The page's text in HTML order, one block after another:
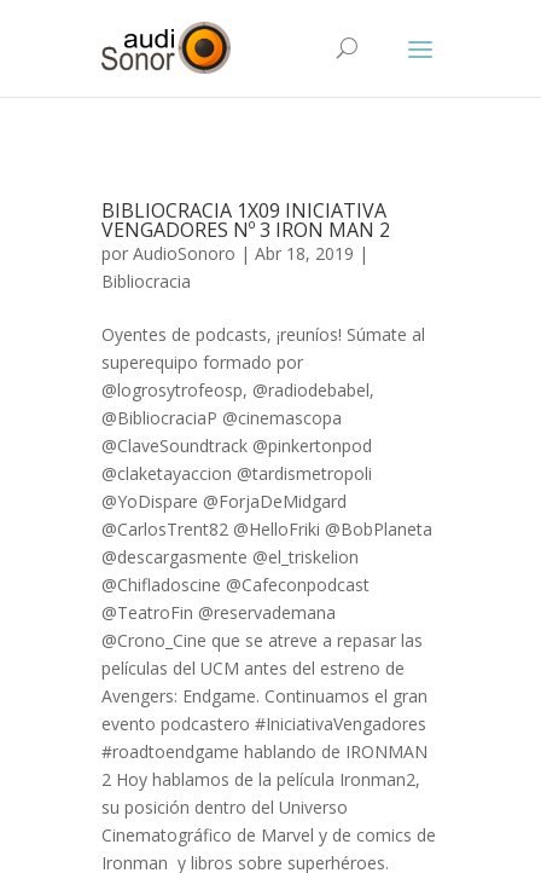
BIBLIOCRACIA 1X09 INICIATIVA
VENGADORES Nº 3 IRON MAN 2
por AudioSonoro | Abr 18, 2019 |
Bibliocracia
Oyentes de podcasts, ¡reuníos! Súmate al
superequipo formado por
@logrosytrofeosp, @radiodebabel,
@BibliocraciaP @cinemascopa
@ClaveSoundtrack @pinkertonpod
@claketayaccion @tardismetropoli
@YoDispare @ForjaDeMidgard
@CarlosTrent82 @HelloFriki @BobPlaneta
@descargasmente @el_triskelion
@Chifladoscine @Cafeconpodcast
@TeatroFin @reservademana
@Crono_Cine que se atreve a repasar las
películas del UCM antes del estreno de
Avengers: Endgame. Continuamos el gran
evento podcastero #IniciativaVengadores
#roadtoendgame hablando de IRONMAN
2 Hoy hablamos de la película Ironman2,
su posición dentro del Universo
Cinematográfico de Marvel y de comics de
Ironman y libros sobre superhéroes.